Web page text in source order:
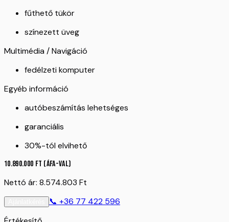
fűthető tükör
színezett üveg
Multimédia / Navigáció
fedélzeti komputer
Egyéb információ
autóbeszámítás lehetséges
garanciális
30%-tól elvihető
10.890.000 Ft (ÁFA-val)
Nettó ár: 8.574.803 Ft
📞 +36 77 422 596